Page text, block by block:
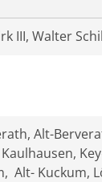
III, Walter
Alt-
Alt- Kuckum,